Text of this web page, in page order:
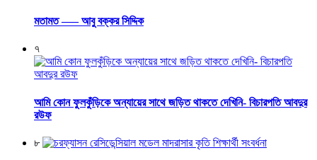
মতামত —– আবু বক্কর সিদ্দিক
৭
আমি কোন ফুলকুঁড়িকে অন্যায়ের সাথে জড়িত থাকতে দেখিনি- বিচারপতি আবদুর
রউফ
৮